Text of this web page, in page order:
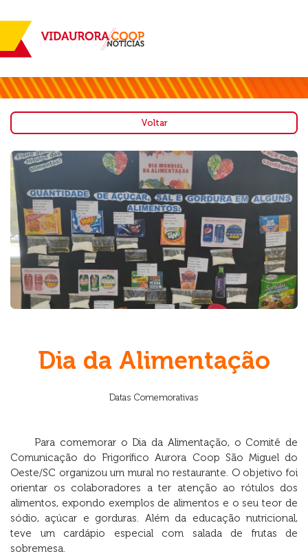
Voltar
Dia da Alimentação
Datas Comemorativas
Para comemorar o Dia da Alimentação, o Comitê de
Comunicação do Frigorífico Aurora Coop São Miguel do
Oeste/SC organizou um mural no restaurante. O objetivo foi
orientar os colaboradores a ter atenção ao rótulos dos
alimentos, expondo exemplos de alimentos e o seu teor de
sódio, açúcar e gorduras. Além da educação nutricional,
teve um cardápio especial com salada de frutas de
sobremesa.